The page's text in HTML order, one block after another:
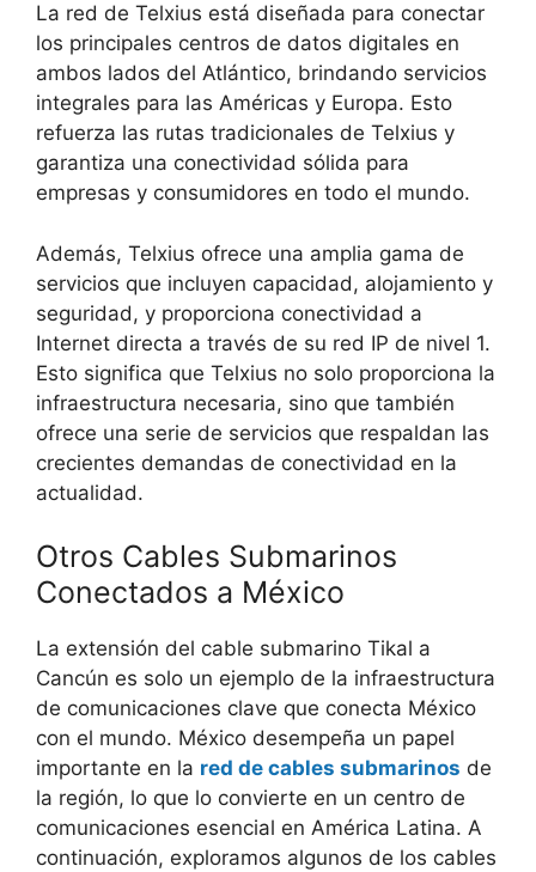
La red de Telxius está diseñada para conectar
los principales centros de datos digitales en
ambos lados del Atlántico, brindando servicios
integrales para las Américas y Europa. Esto
refuerza las rutas tradicionales de Telxius y
garantiza una conectividad sólida para
empresas y consumidores en todo el mundo.
Además, Telxius ofrece una amplia gama de
servicios que incluyen capacidad, alojamiento y
seguridad, y proporciona conectividad a
Internet directa a través de su red IP de nivel 1.
Esto significa que Telxius no solo proporciona la
infraestructura necesaria, sino que también
ofrece una serie de servicios que respaldan las
crecientes demandas de conectividad en la
actualidad.
Otros Cables Submarinos
Conectados a México
La extensión del cable submarino Tikal a
Cancún es solo un ejemplo de la infraestructura
de comunicaciones clave que conecta México
con el mundo. México desempeña un papel
importante en la red de cables submarinos de
la región, lo que lo convierte en un centro de
comunicaciones esencial en América Latina. A
continuación, exploramos algunos de los cables